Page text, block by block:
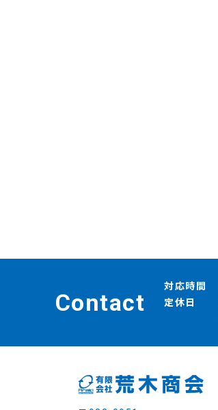
Contact
対応時間
定休日